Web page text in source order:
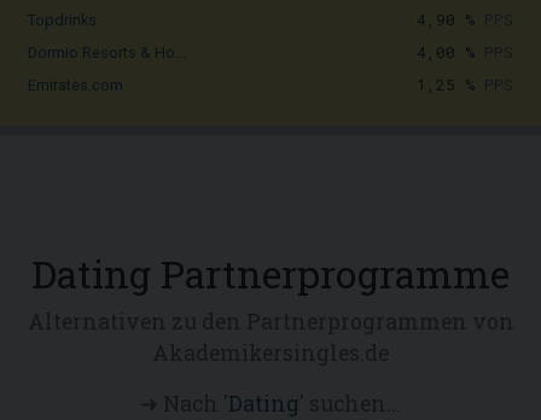
Topdrinks 4,90 %
Dormio Resorts & Ho... 4,00 %
Emirates.com 1,25 %
Dating Partnerprogramme
Dating